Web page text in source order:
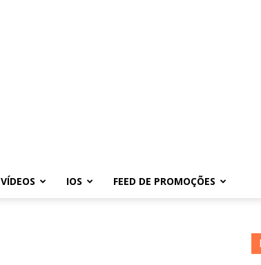
VÍDEOS IOS FEED DE PROMOÇÕES